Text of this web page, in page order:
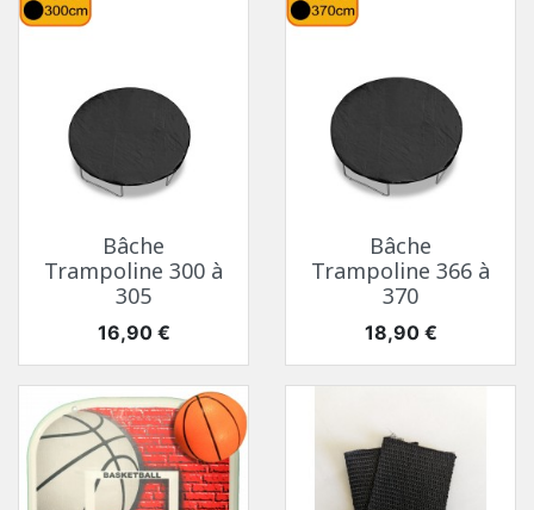
Bâche
Trampoline 300 à
305
Prix
16,90 €
Bâche
Trampoline 366 à
370
Prix
18,90 €